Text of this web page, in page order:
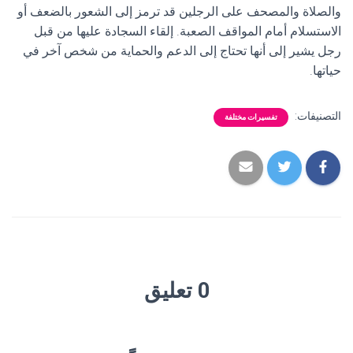
والصلاة والمصحف على الرجلين قد ترمز إلى الشعور بالضعف أو
الاستسلام أمام المواقف الصعبة. إلقاء السجادة عليها من قبل
رجل يشير إلى أنها تحتاج إلى الدعم والحماية من شخص آخر في
حياتها.
التصنيفات: تفسيرات مختلفة
0 تعليق